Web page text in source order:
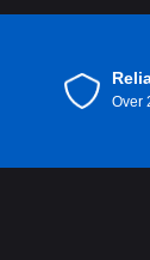
Over